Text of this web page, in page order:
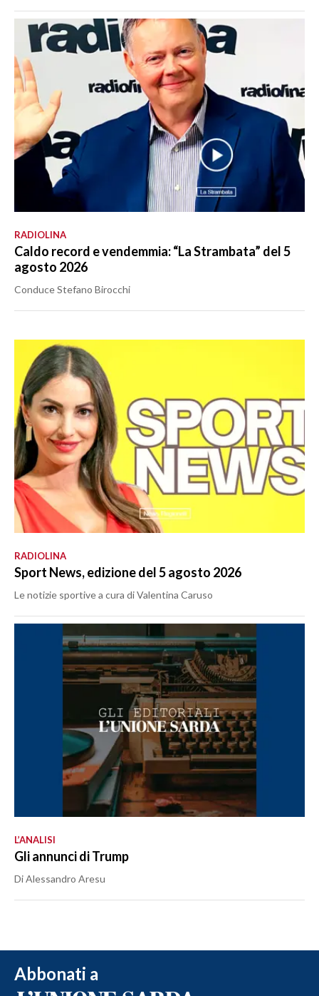
RADIOLINA
Caldo record e vendemmia: “La Strambata” del 5
agosto 2026
Conduce Stefano Birocchi
RADIOLINA
Sport News, edizione del 5 agosto 2026
Le notizie sportive a cura di Valentina Caruso
L’ANALISI
Gli annunci di Trump
Di Alessandro Aresu
Abbonati a